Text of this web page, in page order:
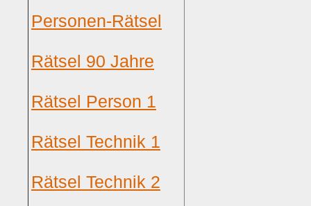
Personen-Rätsel
Rätsel 90 Jahre
Rätsel Person 1
Rätsel Technik 1
Rätsel Technik 2